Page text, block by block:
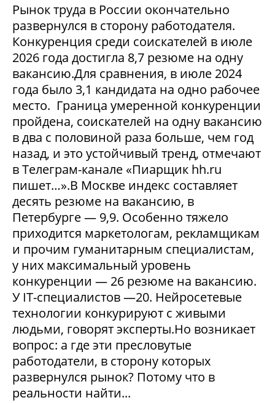
Рынок труда в России окончательно
развернулся в сторону работодателя.
Конкуренция среди соискателей в июле
2026 года достигла 8,7 резюме на одну
вакансию.Для сравнения, в июле 2024
года было 3,1 кандидата на одно рабочее
место. Граница умеренной конкуренции
пройдена, соискателей на одну вакансию
в два с половиной раза больше, чем год
назад, и это устойчивый тренд, отмечают
в Телеграм-канале «Пиарщик hh.ru
пишет…».В Москве индекс составляет
десять резюме на вакансию, в
Петербурге — 9,9. Особенно тяжело
приходится маркетологам, рекламщикам
и прочим гуманитарным специалистам,
у них максимальный уровень
конкуренции — 26 резюме на вакансию.
У IT-специалистов —20. Нейросетевые
технологии конкурируют с живыми
людьми, говорят эксперты.Но возникает
вопрос: а где эти пресловутые
работодатели, в сторону которых
развернулся рынок? Потому что в
реальности найти...